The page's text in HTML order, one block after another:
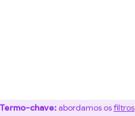
Termo-chave:abordamos osfiltros